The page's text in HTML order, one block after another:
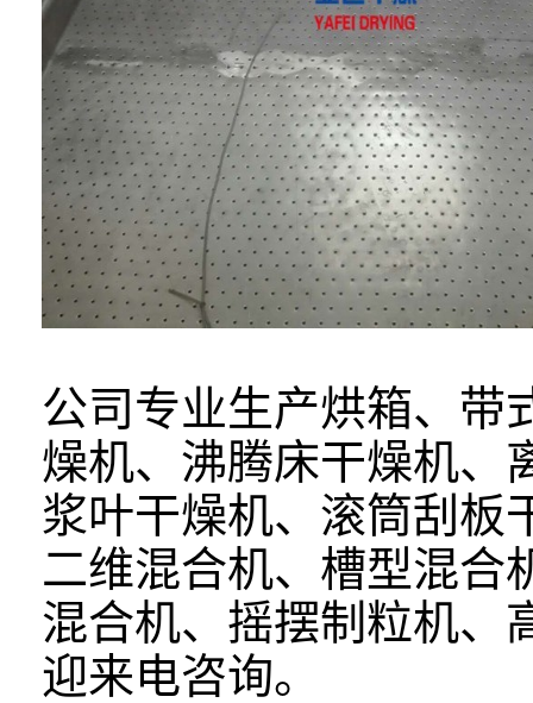
公司专业生产烘箱、带
燥机、沸腾床干燥机、
浆叶干燥机、滚筒刮板
二维混合机、槽型混合
混合机、摇摆制粒机、
迎来电咨询。